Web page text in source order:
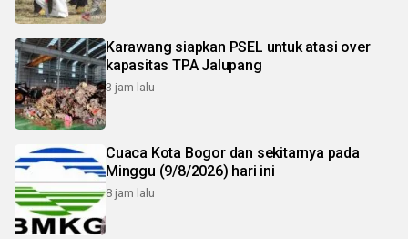
Karawang siapkan PSEL untuk atasi over
kapasitas TPA Jalupang
3 jam lalu
Cuaca Kota Bogor dan sekitarnya pada
Minggu (9/8/2026) hari ini
8 jam lalu